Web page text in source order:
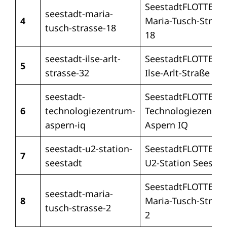
4
seestadt-maria-
tusch-strasse-18
SeestadtFLOTTE –
Maria-Tusch-Straße
18
5
seestadt-ilse-arlt-
strasse-32
SeestadtFLOTTE –
Ilse-Arlt-Straße 32
6
seestadt-
technologiezentrum-
aspern-iq
SeestadtFLOTTE –
Aspern IQ
7
seestadt-u2-station-
seestadt
SeestadtFLOTTE –
U2-Station
8
seestadt-maria-
tusch-strasse-2
SeestadtFLOTTE –
Maria-Tusch-Straße
2